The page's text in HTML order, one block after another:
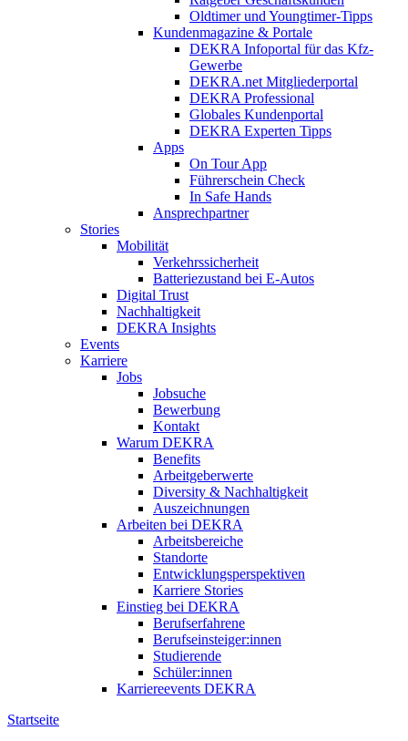
Oldtimer und Youngtimer-Tipps
Kundenmagazine & Portale
DEKRA Infoportal für das Kfz-
Gewerbe
DEKRA.net Mitgliederportal
DEKRA Professional
Globales Kundenportal
DEKRA Experten Tipps
Apps
On Tour App
Führerschein Check
In Safe Hands
Ansprechpartner
Stories
Mobilität
Verkehrssicherheit
Batteriezustand bei E-Autos
Digital Trust
Nachhaltigkeit
DEKRA Insights
Events
Karriere
Jobs
Jobsuche
Bewerbung
Kontakt
Warum DEKRA
Benefits
Arbeitgeberwerte
Diversity & Nachhaltigkeit
Auszeichnungen
Arbeiten bei DEKRA
Arbeitsbereiche
Standorte
Entwicklungsperspektiven
Karriere Stories
Einstieg bei DEKRA
Berufserfahrene
Berufseinsteiger:innen
Studierende
Schüler:innen
Karriereevents DEKRA
Startseite